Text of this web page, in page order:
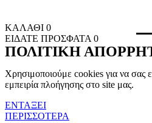
ΚΑΛΑΘΙ 0
ΕΙΔΑΤΕ ΠΡΟΣΦΑΤΑ 0
ΠΟΛΙΤΙΚΗ
Χρησιμοποιούμε cookies για να σας
εμπειρία πλοήγησης στο site μας.
ΕΝΤΑΞΕΙ
ΠΕΡΙΣΣΟΤΕΡΑ